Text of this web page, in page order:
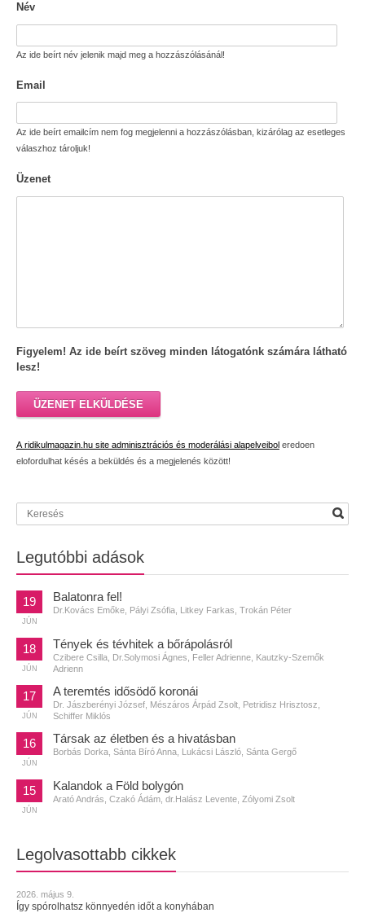
Név
Az ide beírt név jelenik majd meg a hozzászólásánál!
Email
Az ide beírt emailcím nem fog megjelenni a hozzászólásban, kizárólag az esetleges
válaszhoz tároljuk!
Üzenet
Figyelem! Az ide beírt szöveg minden látogatónk számára látható
lesz!
ÜZENET ELKÜLDÉSE
A ridikulmagazin.hu site adminisztrációs és moderálási alapelveibol eredoen
elofordulhat késés a beküldés és a megjelenés között!
Legutóbbi adások
19
JÚN
Balatonra fel!
Dr.Kovács Emőke, Pályi Zsófia, Litkey Farkas, Trokán Péter
18
JÚN
Tények és tévhitek a bőrápolásról
Czibere Csilla, Dr.Solymosi Ágnes, Feller Adrienne, Kautzky-Szemők
Adrienn
17
JÚN
A teremtés idősödő koronái
Dr. Jászberényi József, Mészáros Árpád Zsolt, Petridisz Hrisztosz,
Schiffer Miklós
16
JÚN
Társak az életben és a hivatásban
Borbás Dorka, Sánta Bíró Anna, Lukácsi László, Sánta Gergő
15
JÚN
Kalandok a Föld bolygón
Arató András, Czakó Ádám, dr.Halász Levente, Zólyomi Zsolt
Legolvasottabb cikkek
2026. május 9.
Így spórolhatsz könnyedén időt a konyhában